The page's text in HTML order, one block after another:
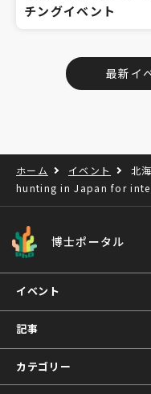
チングイベント
最新イ
ホーム イベント
北
hunting in Japan for
博士ポータル
イベント
記事
カテゴリー